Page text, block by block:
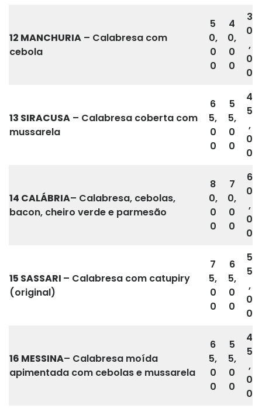
12 MANCHURIA – Calabresa com
cebola
5
0,
0
0
4
0,
0
0
3
0
,
0
0
13 SIRACUSA – Calabresa coberta com
mussarela
6
5,
0
0
5
5,
0
0
4
5
,
0
0
14 CALÁBRIA– Calabresa, cebolas,
bacon, cheiro verde e parmesão
8
0,
0
0
7
0,
0
0
6
0
,
0
0
15 SASSARI – Calabresa com catupiry
(original)
7
5,
0
0
6
5,
0
0
5
5
,
0
0
16 MESSINA– Calabresa moída
apimentada com cebolas e mussarela
6
5,
0
0
5
5,
0
0
4
5
,
0
0